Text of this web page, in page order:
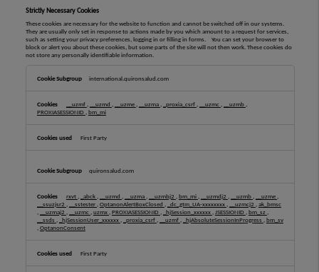
Strictly Necessary Cookies
These cookies are necessary for the website to function and cannot be switched off in our systems.
They are usually only set in response to actions made by you which amount to a request for services,
such as setting your privacy preferences, logging in or filling in forms. You can set your browser to
block or alert you about these cookies, but some parts of the site will not then work. These cookies do
not store any personally identifiable information.
Necessary
international.quironsalud.com
__uzmf __uzmd __uzme __uzma _proxia_csrf __uzmc __uzmb
PROXIASESSIONID bm_mi
First Party
quironsalud.com
rxvt _abck __uzmd __uzma __uzmbj2 bm_mi __uzmdj2 __uzmb __uzme
__ssuzjsr2
__sstester OptanonAlertBoxClosed _dc_gtm_UA-xxxxxxxx __uzmcj2
ak_bmsc
__uzmaj2 __uzmc uzmx PROXIASESSIONID _hjSession_xxxxxx JSESSIONID bm_sz
__ssds
_hjSessionUser_xxxxxx _proxia_csrf __uzmf _hjAbsoluteSessionInProgress
bm_sv
OptanonConsent
First Party